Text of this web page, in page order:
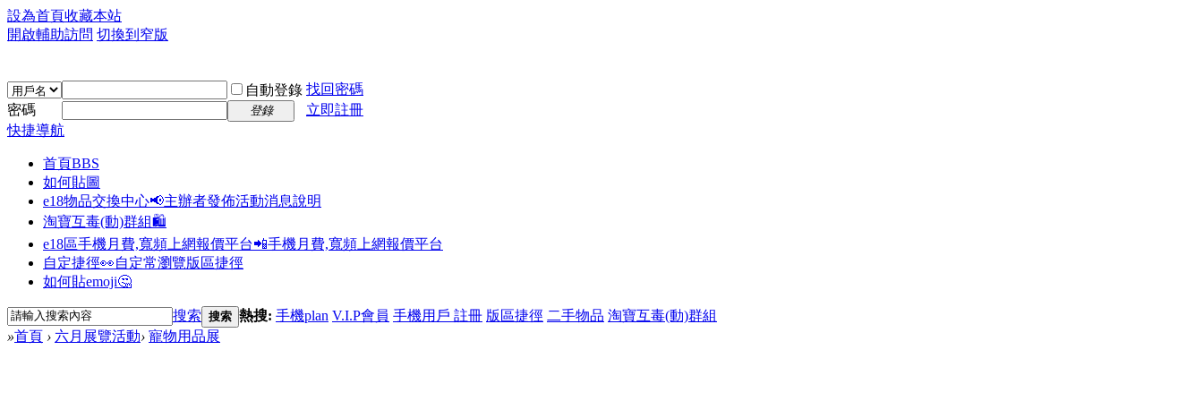
設為首頁收藏本站
開啟輔助訪問 切換到窄版
自動登錄 找回密碼
密碼
登錄
立即註冊
快捷導航
首頁BBS
如何貼圖
e18物品交換中心📢主辦者發佈活動消息說明
淘寶互毒(動)群組🛍️
e18區手機月費,寬頻上網報價平台📲手機月費,寬頻上網報價平台
自定捷徑👀自定常瀏覽版區捷徑
如何貼emoji🤔
搜索 搜索 熱搜: 手機plan V.I.P會員 手機用戶 註冊 版區捷徑 二手物品 淘寶互毒(動)群組
»首頁 › 六月展覽活動› 寵物用品展